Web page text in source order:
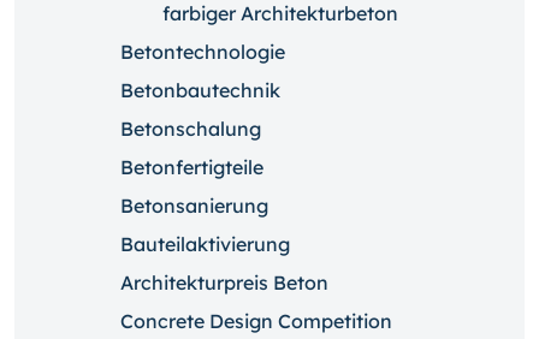
farbiger Architekturbeton
Betontechnologie
Betonbautechnik
Betonschalung
Betonfertigteile
Betonsanierung
Bauteilaktivierung
Architekturpreis Beton
Concrete Design Competition